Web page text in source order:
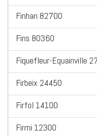
Finhan 82700
Fins 80360
Fiquefleur-Equainville
Firbeix 24450
Firfol 14100
Firmi 12300